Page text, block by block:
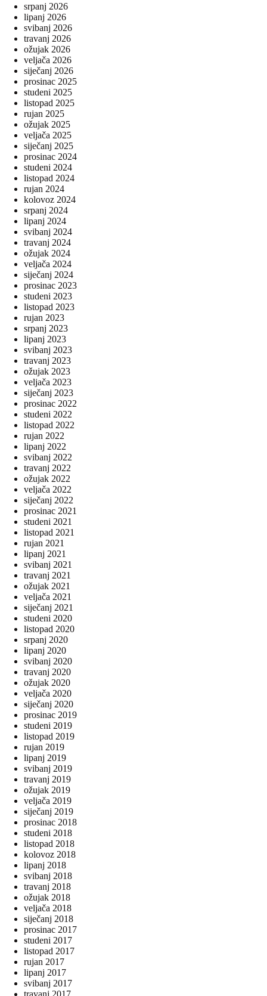
srpanj 2026
lipanj 2026
svibanj 2026
travanj 2026
ožujak 2026
veljača 2026
siječanj 2026
prosinac 2025
studeni 2025
listopad 2025
rujan 2025
ožujak 2025
veljača 2025
siječanj 2025
prosinac 2024
studeni 2024
listopad 2024
rujan 2024
kolovoz 2024
srpanj 2024
lipanj 2024
svibanj 2024
travanj 2024
ožujak 2024
veljača 2024
siječanj 2024
prosinac 2023
studeni 2023
listopad 2023
rujan 2023
srpanj 2023
lipanj 2023
svibanj 2023
travanj 2023
ožujak 2023
veljača 2023
siječanj 2023
prosinac 2022
studeni 2022
listopad 2022
rujan 2022
lipanj 2022
svibanj 2022
travanj 2022
ožujak 2022
veljača 2022
siječanj 2022
prosinac 2021
studeni 2021
listopad 2021
rujan 2021
lipanj 2021
svibanj 2021
travanj 2021
ožujak 2021
veljača 2021
siječanj 2021
studeni 2020
listopad 2020
srpanj 2020
lipanj 2020
svibanj 2020
travanj 2020
ožujak 2020
veljača 2020
siječanj 2020
prosinac 2019
studeni 2019
listopad 2019
rujan 2019
lipanj 2019
svibanj 2019
travanj 2019
ožujak 2019
veljača 2019
siječanj 2019
prosinac 2018
studeni 2018
listopad 2018
kolovoz 2018
lipanj 2018
svibanj 2018
travanj 2018
ožujak 2018
veljača 2018
siječanj 2018
prosinac 2017
studeni 2017
listopad 2017
rujan 2017
lipanj 2017
svibanj 2017
travanj 2017